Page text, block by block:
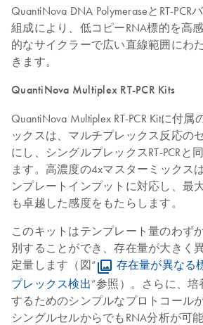
QuantiNova DNA PolymeraseとRT-
組成により、低コピーRNA標的を高
的なサイクラーで広い直線範囲にわ
きます。
QuantiNova Multiplex RT-PCR Kits
QuantiNova Multiplex RT-PCR Kitに付
ックスは、マルチプレックス反応の
にし、シングルプレックスRT-PCRと
ます。高濃度の4xマスターミックス
ンプレートインプットに対応し、最
も卓越した感度をもたらします。
このキットはテンプレート量のわず
別することができ、存在量が大きく
定量します（図“
存在量が異なる
プレックス検出”参照）。さらに、
するためのシンプルなプロトコール
シングルセルからでもRNA分析が可